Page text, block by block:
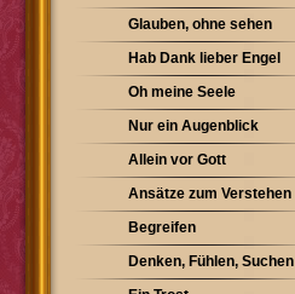
Glauben, ohne sehen
Hab Dank lieber Engel
Oh meine Seele
Nur ein Augenblick
Allein vor Gott
Ansätze zum Verstehen
Begreifen
Denken, Fühlen, Suchen